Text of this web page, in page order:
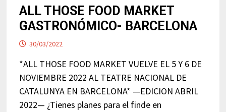
ALL THOSE FOOD MARKET
GASTRONÓMICO- BARCELONA
30/03/2022
*ALL THOSE FOOD MARKET VUELVE EL 5 Y 6 DE
NOVIEMBRE 2022 AL TEATRE NACIONAL DE
CATALUNYA EN BARCELONA* —EDICION ABRIL
2022— ¿Tienes planes para el finde en